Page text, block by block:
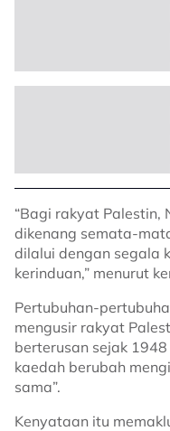
“Bagi rakyat Palestin,
dikenang semata-
dilalui dengan segala
kerinduan,” menurut
Pertubuhan-
mengusir rakyat
berterusan sejak
kaedah berubah
sama”.
Kenyataan itu